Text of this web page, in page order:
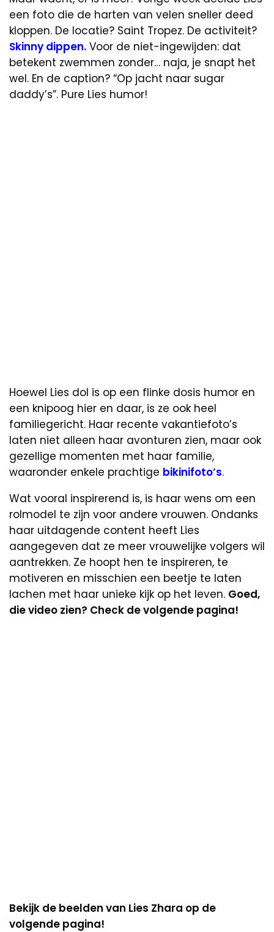
een foto die de harten van velen sneller deed
kloppen. De locatie? Saint Tropez. De activiteit?
Skinny dippen. Voor de niet-ingewijden: dat
betekent zwemmen zonder… naja, je snapt het
wel. En de caption? “Op jacht naar sugar
daddy’s”. Pure Lies humor!
Hoewel Lies dol is op een flinke dosis humor en
een knipoog hier en daar, is ze ook heel
familiegericht. Haar recente vakantiefoto’s
laten niet alleen haar avonturen zien, maar ook
gezellige momenten met haar familie,
waaronder enkele prachtige bikinifoto’s.
Wat vooral inspirerend is, is haar wens om een
rolmodel te zijn voor andere vrouwen. Ondanks
haar uitdagende content heeft Lies
aangegeven dat ze meer vrouwelijke volgers wil
aantrekken. Ze hoopt hen te inspireren, te
motiveren en misschien een beetje te laten
lachen met haar unieke kijk op het leven. Goed,
die video zien? Check de volgende pagina!
Bekijk de beelden van Lies Zhara op de
volgende pagina!